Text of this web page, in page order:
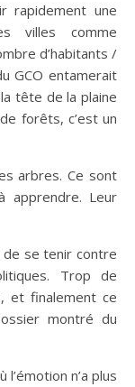
rapidement une
villes comme
d’habitants /
GCO entamerait
tête de la plaine
forêts, c’est un
arbres. Ce sont
apprendre. Leur
se tenir contre
Trop de
et finalement ce
montré du
n’a plus